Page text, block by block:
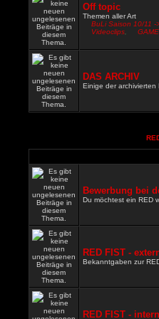
Off topic
Themen aller Art
BuLi Saison 10/11 -
Videoclips
DAS ARCHIV
Einige der
Bewerbung bei
Du möchtest ein RED
RED FIST -
Bekanntgaben zur
RED FIST - intern